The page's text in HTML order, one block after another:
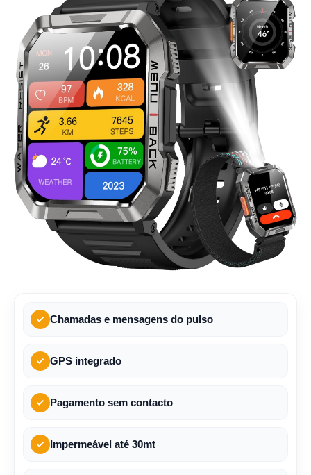
Chamadas e mensagens do pulso
GPS integrado
Pagamento sem contacto
Impermeável até 30mt